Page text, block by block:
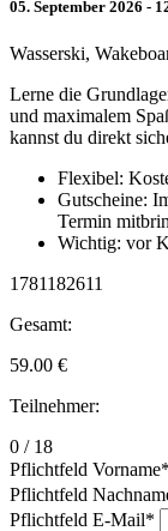
05. September 2026 -
Wasserski,
Lerne die
und maximalem
kannst du direkt
Flexibel:
Gutscheine:
Termin
Wichtig: vor
1781182611
Gesamt:
59.00 €
Teilnehmer:
0 / 18
Pflichtfeld Vorname*
Pflichtfeld
Pflichtfeld E-Mail*